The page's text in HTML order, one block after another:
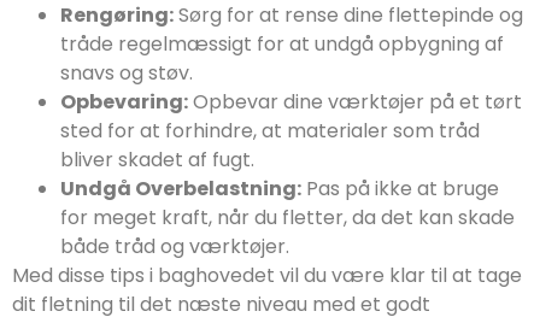
Rengøring:Sørg for at rense dine flettepinde og
tråde regelmæssigt for at undgå opbygning af
snavs og støv.
Opbevaring:Opbevar dine værktøjer på et tørt
sted for at forhindre, at materialer som tråd
bliver skadet af fugt.
Undgå Overbelastning: Pas på ikke at bruge
for meget kraft, når du fletter, da det kan skade
både tråd og værktøjer.
Med disse tips i baghovedet vil du være klar til at tage
dit fletning til det næste niveau med et godt